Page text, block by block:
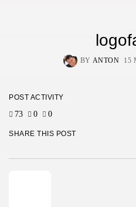
BY ANTON 15
POST ACTIVITY
73 0 0
SHARE THIS POST